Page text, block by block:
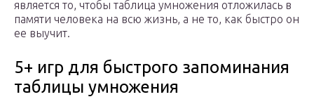
является то, чтобы таблица умножения отложилась в
памяти человека на всю жизнь, а не то, как быстро он
ее выучит.
5+ игр для быстрого запоминания
таблицы умножения